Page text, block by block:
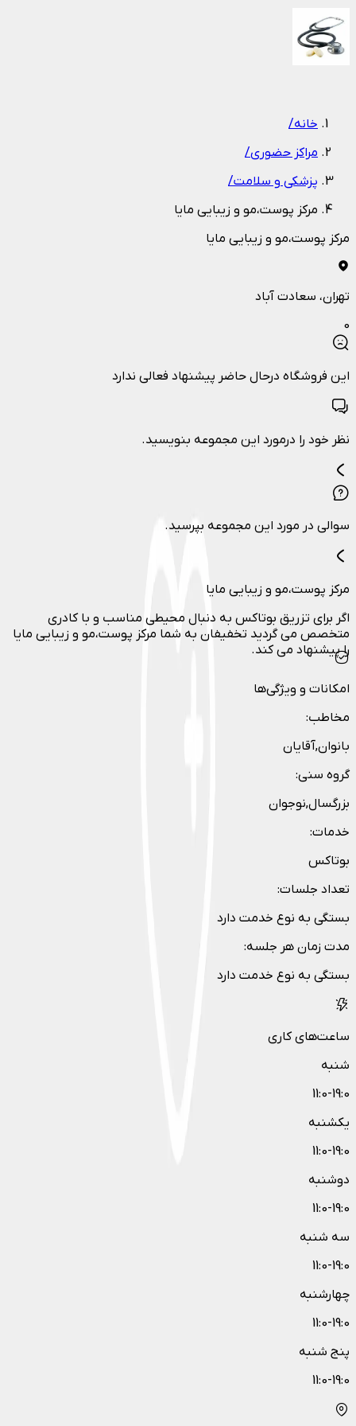
خانه/
مراکز حضوری/
پزشکی و سلامت/
مرکز پوست،مو و زیبایی مایا
مرکز پوست،مو و زیبایی مایا
تهران، سعادت آباد
0
این فروشگاه درحال حاضر پیشنهاد فعالی ندارد
نظر خود را درمورد این مجموعه بنویسید.
سوالی در مورد این مجموعه بپرسید.
مرکز پوست،مو و زیبایی مایا
اگر برای تزریق بوتاکس به دنبال محیطی مناسب و با کادری
متخصص می گردید تخفیفان به شما مرکز پوست،مو و زیبایی مایا
را پیشنهاد می کند.
امکانات و ویژگی‌ها
مخاطب:
بانوان,آقایان
گروه سنی:
بزرگسال,نوجوان
خدمات:
بوتاکس
تعداد جلسات:
بستگی به نوع خدمت دارد
مدت زمان هر جلسه:
بستگی به نوع خدمت دارد
ساعت‌های کاری
شنبه
11:0-19:0
یکشنبه
11:0-19:0
دوشنبه
11:0-19:0
سه شنبه
11:0-19:0
چهارشنبه
11:0-19:0
پنج شنبه
11:0-19:0